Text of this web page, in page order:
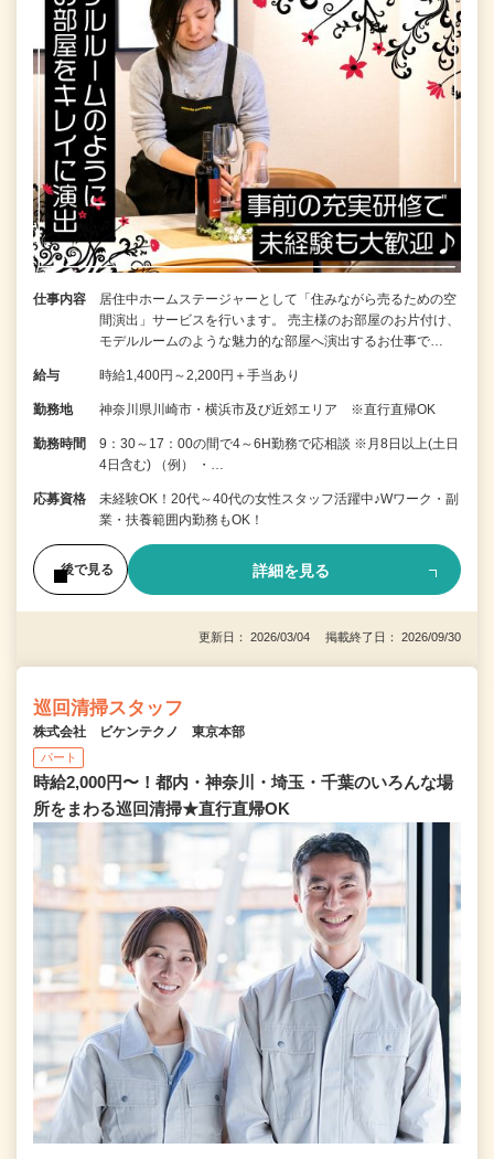
仕事内容
居住中ホームステージャーとして「住みながら売るための空
間演出」サービスを行います。 売主様のお部屋のお片付け、
モデルルームのような魅力的な部屋へ演出するお仕事で…
給与 時給1,400円～2,200円＋手当あり
勤務地 神奈川県川崎市・横浜市及び近郊エリア ※直行直帰OK
勤務時間
9：30～17：00の間で4～6H勤務で応相談 ※月8日以上(土日
4日含む) （例） ・…
応募資格
未経験OK！20代～40代の女性スタッフ活躍中♪Wワーク・副
業・扶養範囲内勤務もOK！
後で見る 詳細を見る
更新日： 2026/03/04 掲載終了日： 2026/09/30
巡回清掃スタッフ
株式会社 ビケンテクノ 東京本部
パート
時給2,000円〜！都内・神奈川・埼玉・千葉のいろんな場
所をまわる巡回清掃★直行直帰OK